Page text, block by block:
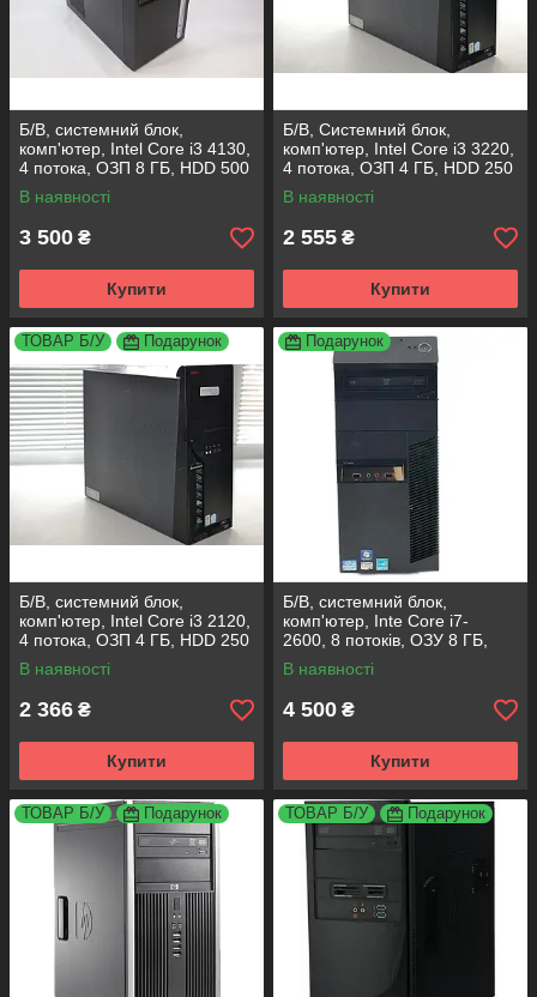
Б/В, системний блок,
комп'ютер, Intel Core i3 4130,
4 потока, ОЗП 8 ГБ, HDD 500
Гб
В наявності
3 500 ₴
Купити
Б/В, Системний блок,
комп'ютер, Intel Core i3 3220,
4 потока, ОЗП 4 ГБ, HDD 250
ГБ
В наявності
2 555 ₴
Купити
ТОВАР Б/У Подарунок
Б/В, cистемний блок,
комп'ютер, Intel Core i3 2120,
4 потока, ОЗП 4 ГБ, HDD 250
ГБ
В наявності
2 366 ₴
Купити
Подарунок
Б/В, системний блок,
комп'ютер, Inte Core i7-
2600, 8 потоків, ОЗУ 8 ГБ,
HDD 500 Гб
В наявності
4 500 ₴
Купити
ТОВАР Б/У Подарунок ТОВАР Б/У Подарунок